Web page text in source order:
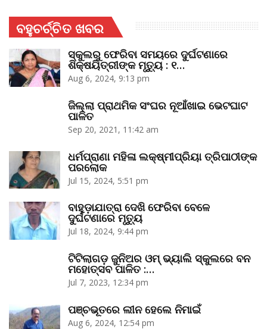
ବହୁଚର୍ଚ୍ଚିତ ଖବର
ସ୍କୁଲରୁ ଫେରିବା ସମୟରେ ଦୁର୍ଘଟଣାରେ
ଶିକ୍ଷୟିତ୍ରୀଙ୍କ ମୃତ୍ୟୁ : ୧…
Aug 6, 2024, 9:13 pm
ଜିଲ୍ଲା ପ୍ରାଥମିକ ସଂଘର ନୂଆଁଖାଇ ଭେଟଘାଟ
ପାଳିତ
Sep 20, 2021, 11:42 am
ଧର୍ମପ୍ରାଣା ମହିଳା ଲକ୍ଷ୍ମୀପ୍ରିୟା ତ୍ରିପାଠୀଙ୍କ
ପରଲୋକ
Jul 15, 2024, 5:51 pm
ବାହୁଡ଼ାଯାତ୍ରା ଦେଖି ଫେରିବା ବେଳେ
ଦୁର୍ଘଟଣାରେ ମୃତ୍ୟୁ
Jul 18, 2024, 9:44 pm
ଟିଟିଲାଗଡ଼ ଜୁନିଅର ଓମ୍‌ ଭ୍ୟାଲି ସ୍କୁଲରେ ବନ
ମହୋତ୍ସବ ପାଳିତ :…
Jul 7, 2023, 12:34 pm
ପଞ୍ଚଭୂତରେ ଲୀନ ହେଲେ ନିମାଇଁ
Aug 6, 2024, 12:54 pm